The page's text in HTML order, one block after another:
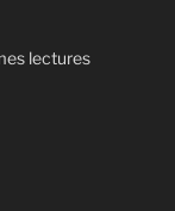
lectures